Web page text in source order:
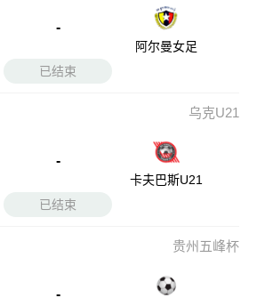
-
阿尔曼女足
已结束
乌克U21
-
卡夫巴斯U21
已结束
贵州五峰杯
-